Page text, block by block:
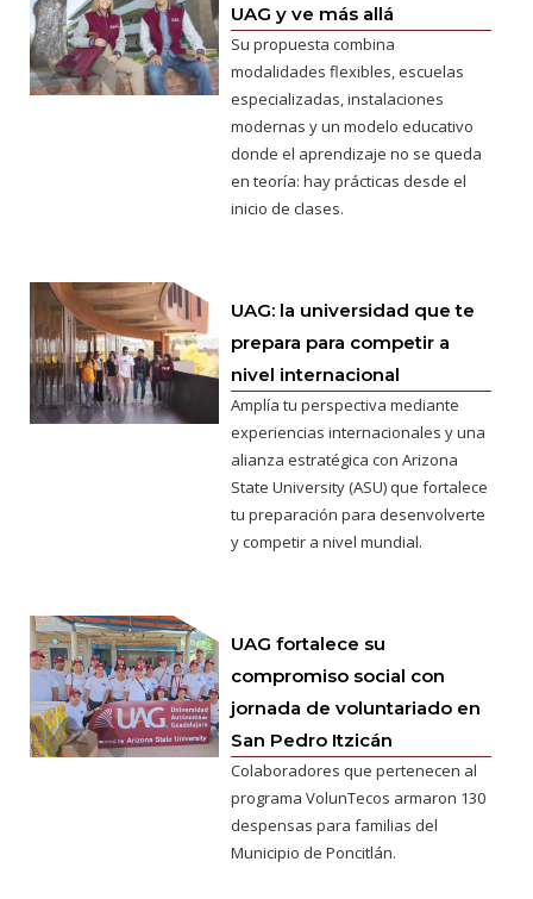
UAG y ve más allá
Su propuesta combina
modalidades flexibles, escuelas
especializadas, instalaciones
modernas y un modelo educativo
donde el aprendizaje no se queda
en teoría: hay prácticas desde el
inicio de clases.
UAG: la universidad que te
prepara para competir a
nivel internacional
Amplía tu perspectiva mediante
experiencias internacionales y una
alianza estratégica con Arizona
State University (ASU) que fortalece
tu preparación para desenvolverte
y competir a nivel mundial.
UAG fortalece su
compromiso social con
jornada de voluntariado en
San Pedro Itzicán
Colaboradores que pertenecen al
programa VolunTecos armaron 130
despensas para familias del
Municipio de Poncitlán.